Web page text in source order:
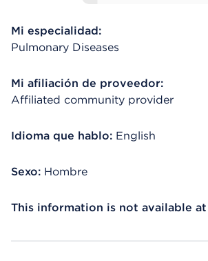
Mi especialidad:
Pulmonary Diseases
Mi afiliación de proveedor:
Affiliated community provider
Idioma que hablo: English
Sexo: Hombre
This information is not available